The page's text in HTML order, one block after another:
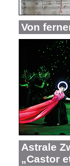
Von
Astrale
„Castor